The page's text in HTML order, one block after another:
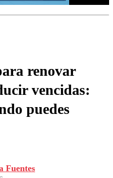
renovar
vencidas:
puedes
Fuentes